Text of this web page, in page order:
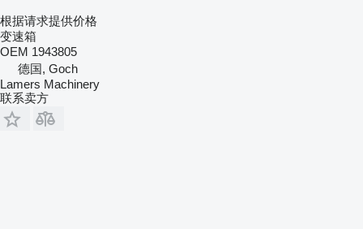
根据请求提供价格
变速箱
OEM 1943805
德国, Goch
Lamers Machinery
联系卖方